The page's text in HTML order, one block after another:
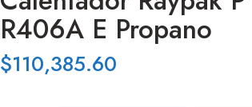
R406A E Propano
$110,385.60